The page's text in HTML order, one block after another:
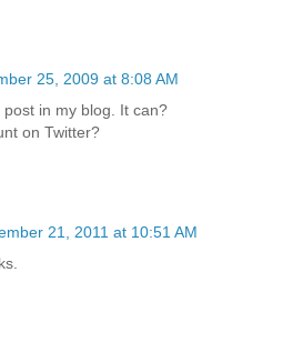
25, 2009 at 8:08 AM
in my blog. It can?
on Twitter?
21, 2011 at 10:51 AM